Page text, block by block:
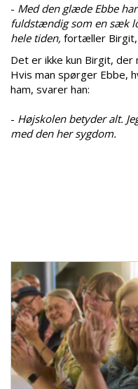
- Med den glæde Ebbe
fuldstændig som en sæk
hele tiden, fortæller Birgit,
Det er ikke kun Birgit,
Hvis man spørger Ebbe,
ham, svarer han:
- Højskolen betyder alt.
med den her sygdom.